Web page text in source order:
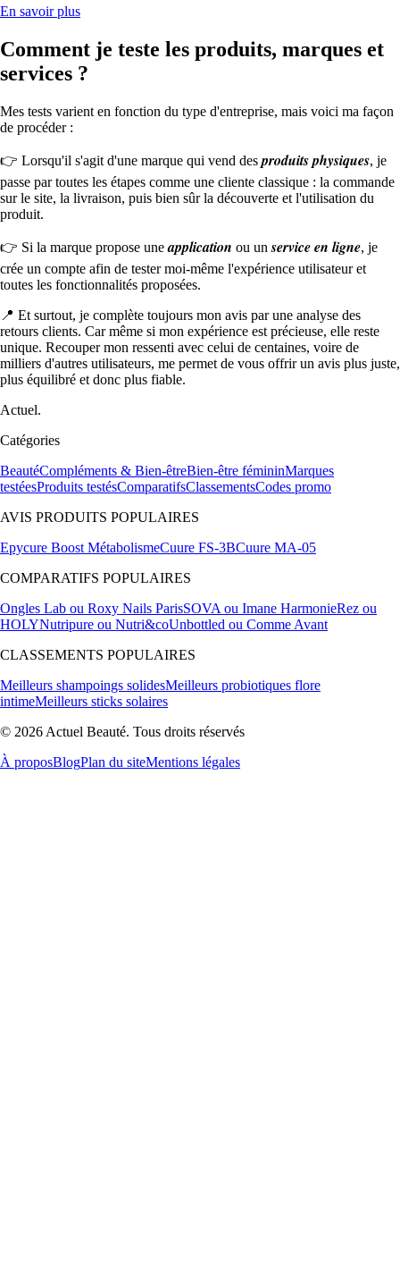
En savoir plus
Comment je teste les produits, marques et
services ?
Mes tests varient en fonction du type d'entreprise, mais voici ma façon
de procéder :
👉 Lorsqu'il s'agit d'une marque qui vend des produits physiques, je
passe par toutes les étapes comme une cliente classique : la commande
sur le site, la livraison, puis bien sûr la découverte et l'utilisation du
produit.
👉 Si la marque propose uneapplication ou unservice en ligne, je
crée un compte afin de tester moi-même l'expérience utilisateur et
toutes les fonctionnalités proposées.
📍 Et surtout, je complète toujours mon avis par une analyse des
retours clients. Car même si mon expérience est précieuse, elle reste
unique. Recouper mon ressenti avec celui de centaines, voire de
milliers d'autres utilisateurs, me permet de vous offrir un avis plus juste,
plus équilibré et donc plus fiable.
Actuel.
Catégories
BeautéCompléments & Bien-êtreBien-être fémininMarques
testéesProduits testésComparatifsClassementsCodes promo
AVIS PRODUITS POPULAIRES
Epycure Boost MétabolismeCuure FS-3BCuure MA-05
COMPARATIFS POPULAIRES
Ongles Lab ou Roxy Nails ParisSOVA ou Imane HarmonieRez ou
HOLYNutripure ou Nutri&coUnbottled ou Comme Avant
CLASSEMENTS POPULAIRES
Meilleurs shampoings solidesMeilleurs probiotiques flore
intimeMeilleurs sticks solaires
© 2026 Actuel Beauté. Tous droits réservés
À proposBlogPlan du siteMentions légales